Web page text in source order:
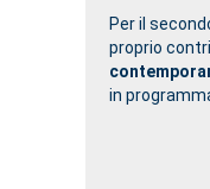
Per il
proprio
in